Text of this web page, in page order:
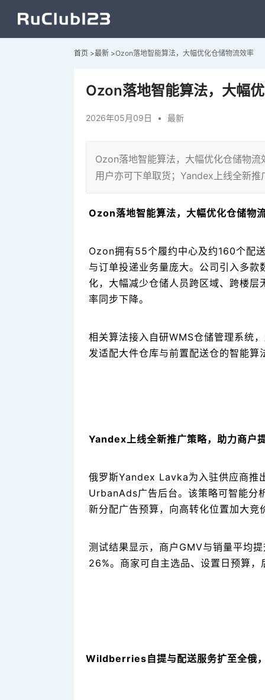
首页 >最新 >Ozon落地智能算法，大幅优化仓储物流效率
Ozon落地智能算法，大幅
2026年05月09日 • 最新
Ozon落地智能算法，大幅优化仓储物
用户亦可下单取货；Yandex上线全新
Ozon落地智能算法，大幅优化仓储物
Ozon拥有55个履约中心及约160个配
与订单投递业务量庞大。公司引入多
化，大幅减少仓储人员跨区域、跨楼
率同步下降。
相关算法接入自研WMS仓储管理系统
发适配大件仓库与前置配送仓的智能算
Yandex上线全新推广策略，助力商户
俄罗斯Yandex Lavka为入驻供应商推
UrbanAds广告后台。该策略可智能分
新分配广告预算，向高转化位置加大竞
测试结果显示，商户GMV与销量平均
26%。商家可自主选品、设置日预算
Wildberries自提与配送服务扩至全俄